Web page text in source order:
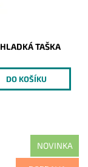
TAŠKA
NOVINKA